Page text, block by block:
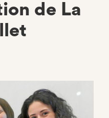
de La